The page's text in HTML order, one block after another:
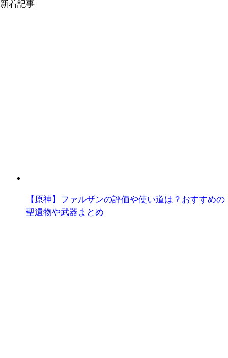
新着記事
【原神】ファルザンの評価や使い道は？おすすめの
聖遺物や武器まとめ